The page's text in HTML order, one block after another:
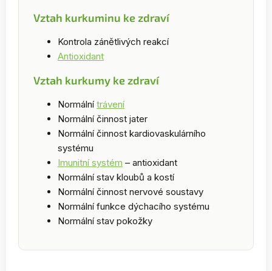
Vztah kurkuminu ke zdraví
Kontrola zánětlivých reakcí
Antioxidant
Vztah kurkumy ke zdraví
Normální trávení
Normální činnost jater
Normální činnost kardiovaskulárního
systému
Imunitní systém – antioxidant
Normální stav kloubů a kostí
Normální činnost nervové soustavy
Normální funkce dýchacího systému
Normální stav pokožky